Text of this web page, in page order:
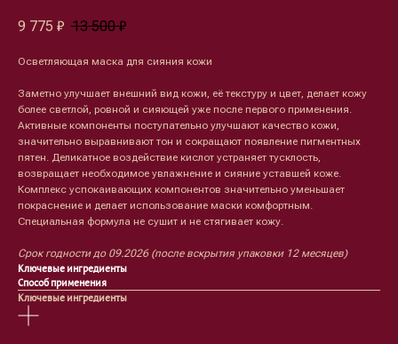
9 775 ₽ 13 500 ₽
Осветляющая маска для сияния кожи
Заметно улучшает внешний вид кожи, её текстуру и цвет, делает кожу
более светлой, ровной и сияющей уже после первого применения.
Активные компоненты поступательно улучшают качество кожи,
значительно выравнивают тон и сокращают появление пигментных
пятен. Деликатное воздействие кислот устраняет тусклость,
возвращает необходимое увлажнение и сияние уставшей коже.
Комплекс успокаивающих компонентов значительно уменьшает
покраснение и делает использование маски комфортным.
Специальная формула не сушит и не стягивает кожу.
Срок годности до 09.2026 (после вскрытия упаковки 12 месяцев)
Ключевые ингредиенты
Способ применения
Ключевые ингредиенты